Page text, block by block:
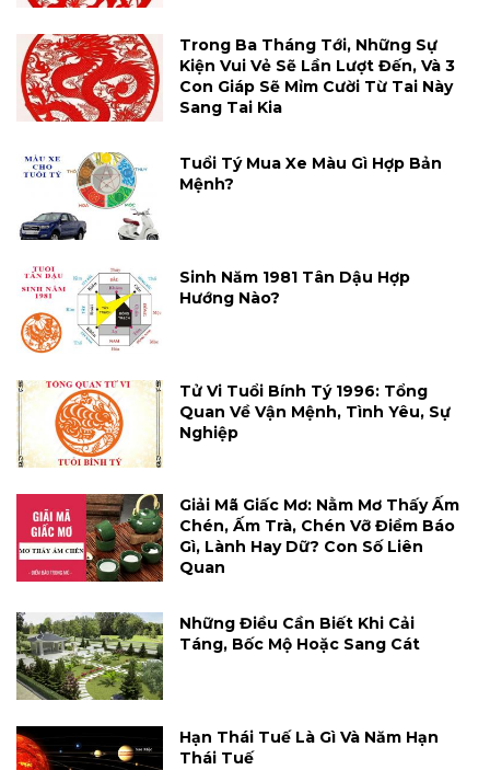
Trong Ba Tháng Tới, Những Sự
Kiện Vui Vẻ Sẽ Lần Lượt Đến, Và 3
Con Giáp Sẽ Mỉm Cười Từ Tai Này
Sang Tai Kia
Tuổi Tý Mua Xe Màu Gì Hợp Bản
Mệnh?
Sinh Năm 1981 Tân Dậu Hợp
Hướng Nào?
Tử Vi Tuổi Bính Tý 1996: Tổng
Quan Về Vận Mệnh, Tình Yêu, Sự
Nghiệp
Giải Mã Giấc Mơ: Nằm Mơ Thấy Ấm
Chén, Ấm Trà, Chén Vỡ Điềm Báo
Gì, Lành Hay Dữ? Con Số Liên
Quan
Những Điều Cần Biết Khi Cải
Táng, Bốc Mộ Hoặc Sang Cát
Hạn Thái Tuế Là Gì Và Năm Hạn
Thái Tuế